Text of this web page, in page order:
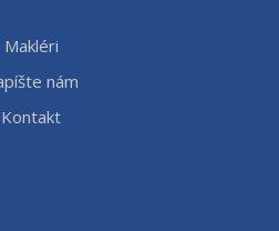
Makléri
nám
Kontakt